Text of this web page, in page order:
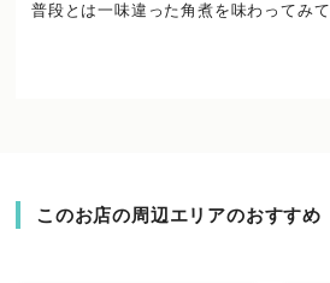
普段とは一味違った角煮を味わってみて
このお店の周辺エリアのおすすめ